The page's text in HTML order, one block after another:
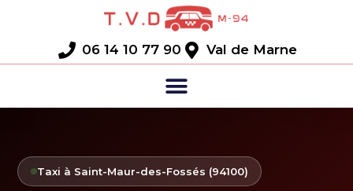
06 14 10 77 90 Val de Marne
Taxi à Saint-Maur-des-Fossés (94100)